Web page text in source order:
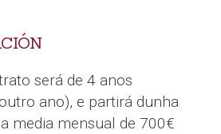
será de 4 anos
ano), e partirá dunha
media mensual de 700€